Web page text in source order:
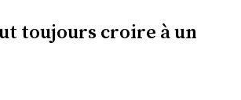
toujours croire à un